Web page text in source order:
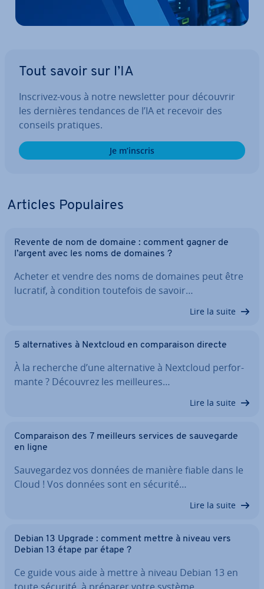
Tout savoir sur l’IA
Inscrivez-vous à notre news­let­ter pour découvrir
les dernières tendances de l’IA et recevoir des
conseils pratiques.
Je m’inscris
Articles Po­pu­laires
Revente de nom de domaine : comment gagner de
l’argent avec les noms de domaines ?
Acheter et vendre des noms de domaines peut être
lucratif, à condition toutefois de savoir…
Lire la suite
5 al­ter­na­tives à Nextcloud en com­pa­rai­son directe
À la recherche d’une al­ter­na­tive à Nextcloud per­for­
mante ? Découvrez les meil­leures…
Lire la suite
Com­pa­rai­son des 7 meilleurs services de sau­ve­garde
en ligne
Sau­ve­gar­dez vos données de manière fiable dans le
Cloud ! Vos données sont en sécurité…
Lire la suite
Debian 13 Upgrade : comment mettre à niveau vers
Debian 13 étape par étape ?
Ce guide vous aide à mettre à niveau Debian 13 en